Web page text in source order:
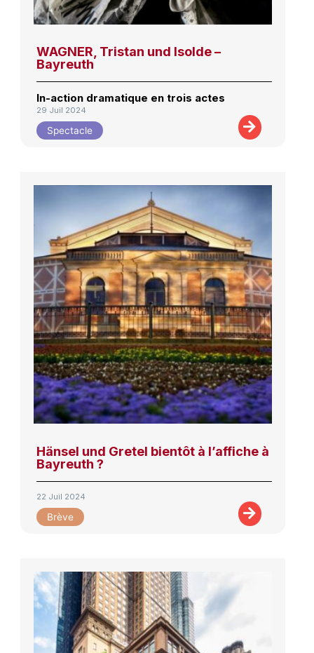
WAGNER, Tristan und Isolde –
Bayreuth
In-action dramatique en trois actes
29 Juil 2024
Spectacle
Hänsel und Gretel bientôt à l’affiche à
Bayreuth ?
22 Juil 2024
Brève